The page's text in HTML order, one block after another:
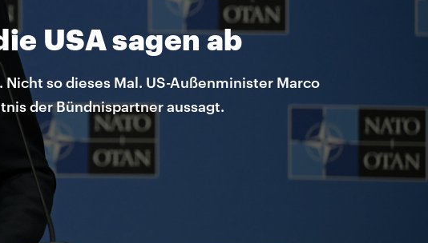
USA sagen ab
so dieses Mal. US-Außenminister Marco
der Bündnispartner aussagt.